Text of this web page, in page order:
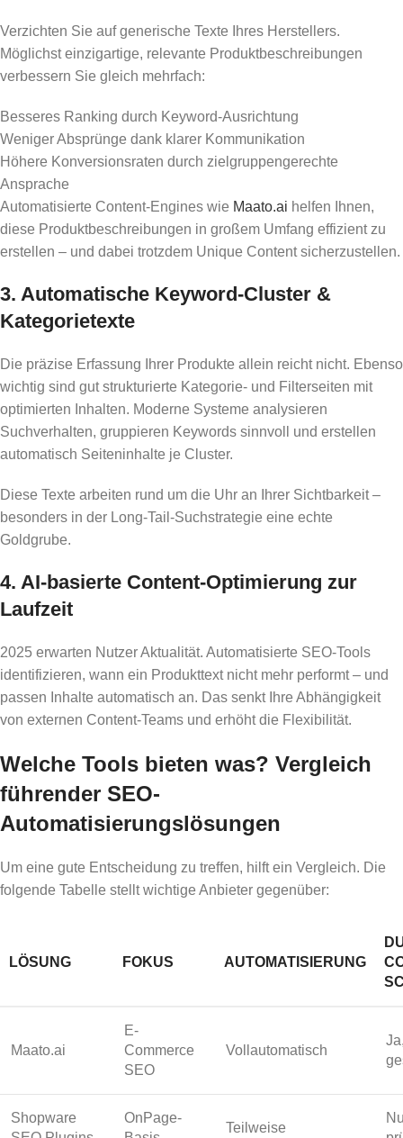
Verzichten Sie auf generische Texte Ihres Herstellers.
Möglichst einzigartige, relevante Produktbeschreibungen
verbessern Sie gleich mehrfach:
Besseres Ranking durch Keyword-Ausrichtung
Weniger Absprünge dank klarer Kommunikation
Höhere Konversionsraten durch zielgruppengerechte
Ansprache
Automatisierte Content-Engines wie Maato.ai helfen Ihnen,
diese Produktbeschreibungen in großem Umfang effizient zu
erstellen – und dabei trotzdem Unique Content sicherzustellen.
3. Automatische Keyword-Cluster &
Kategorietexte
Die präzise Erfassung Ihrer Produkte allein reicht nicht. Ebenso
wichtig sind gut strukturierte Kategorie- und Filterseiten mit
optimierten Inhalten. Moderne Systeme analysieren
Suchverhalten, gruppieren Keywords sinnvoll und erstellen
automatisch Seiteninhalte je Cluster.
Diese Texte arbeiten rund um die Uhr an Ihrer Sichtbarkeit –
besonders in der Long-Tail-Suchstrategie eine echte
Goldgrube.
4. AI-basierte Content-Optimierung zur
Laufzeit
2025 erwarten Nutzer Aktualität. Automatisierte SEO-Tools
identifizieren, wann ein Produkttext nicht mehr performt – und
passen Inhalte automatisch an. Das senkt Ihre Abhängigkeit
von externen Content-Teams und erhöht die Flexibilität.
Welche Tools bieten was? Vergleich
führender SEO-
Automatisierungslösungen
Um eine gute Entscheidung zu treffen, hilft ein Vergleich. Die
folgende Tabelle stellt wichtige Anbieter gegenüber:
LÖSUNG FOKUS AUTOMATISIERUNG
Maato.ai
E-
Commerce
SEO
Vollautomatisch
Shopware
OnPage-
Teilweise